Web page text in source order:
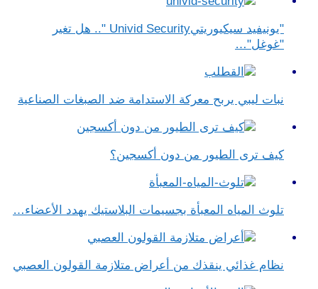
"يونيفيد سيكيوريتيUnivid Security ".. هل تغير
"غوغل"…
نبات ليبي يربح معركة الاستدامة ضد الصبغات الصناعية
كيف ترى الطيور من دون أكسجين؟
تلوث المياه المعبأة بجسيمات البلاستيك يهدد الأعضاء…
نظام غذائي ينقذك من أعراض متلازمة القولون العصبي